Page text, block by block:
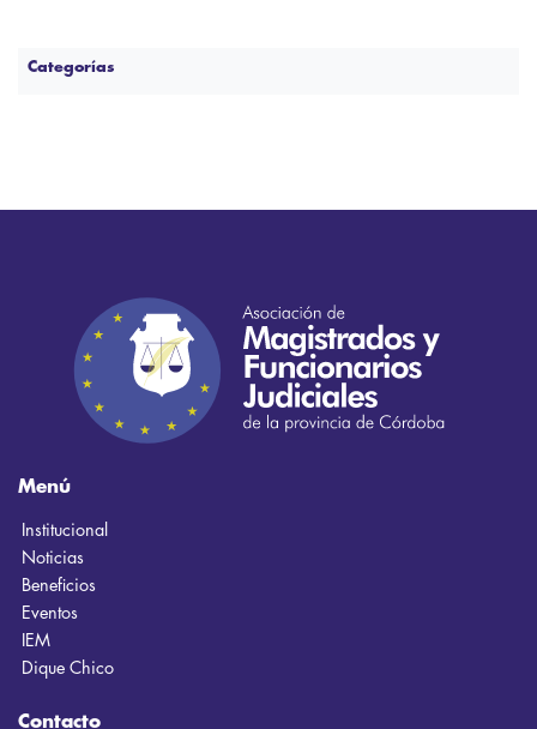
Categorías
Menú
Institucional
Noticias
Beneficios
Eventos
IEM
Dique Chico
Contacto